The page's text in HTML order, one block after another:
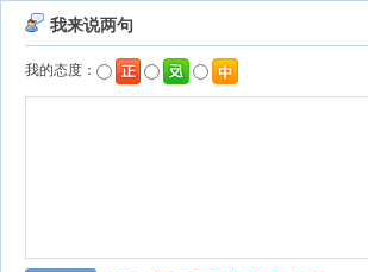
我来说两句
我的态度：